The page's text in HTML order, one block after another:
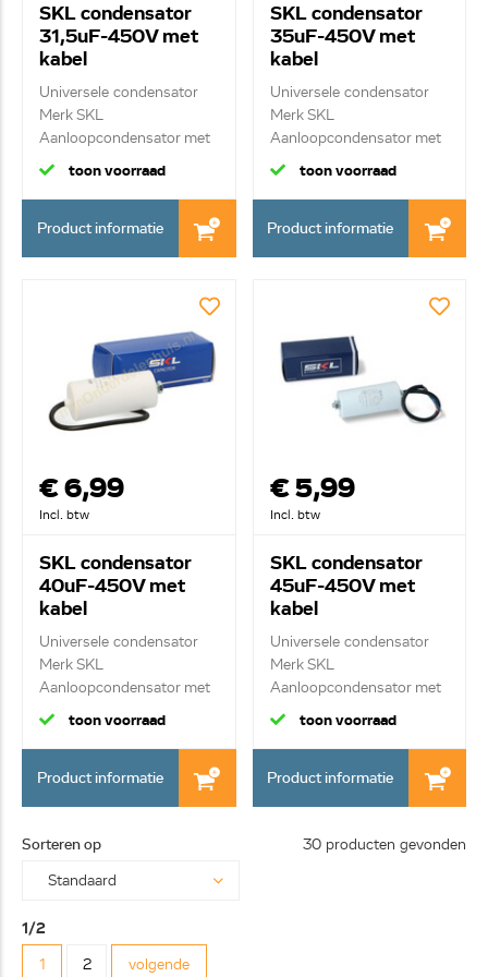
SKL condensator
31,5uF-450V met
kabel
Universele condensator
Merk SKL
Aanloopcondensator met
kab...
toon voorraad
Product informatie
SKL condensator
35uF-450V met
kabel
Universele condensator
Merk SKL
Aanloopcondensator met
kab...
toon voorraad
Product informatie
€ 6,99
Incl. btw
SKL condensator
40uF-450V met
kabel
Universele condensator
Merk SKL
Aanloopcondensator met
kab...
toon voorraad
Product informatie
€ 5,99
Incl. btw
SKL condensator
45uF-450V met
kabel
Universele condensator
Merk SKL
Aanloopcondensator met
kab...
toon voorraad
Product informatie
Sorteren op 30 producten gevonden
1/2
1
2 volgende